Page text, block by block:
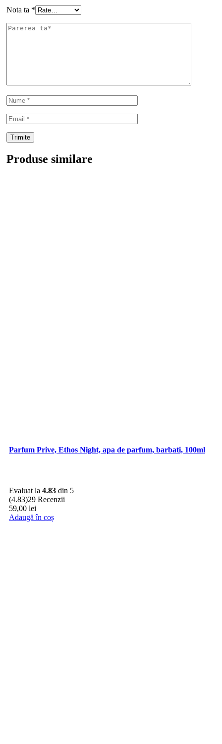
Nota ta *
Produse similare
Parfum Prive, Ethos Night, apa de parfum, barbati, 100ml
Evaluat la 4.83 din 5
(4.83)29 Recenzii
59,00 lei
Adaugă în coș